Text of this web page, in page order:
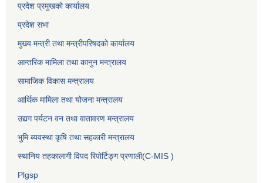
प्रदेश प्रमुखको कार्यालय
प्रदेश सभा
मुख्य मन्त्री तथा मन्त्रीपरिषदको कार्यालय
आन्तरिक मामिला तथा कानुन मन्त्रालय
सामाजिक विकास मन्त्रालय
आर्थिक मामिला तथा योजना मन्त्रालय
उद्यग पर्यटन वन तथा वातावरण मन्त्रालय
भुमि ब्यवस्था कृषि तथा सहकारी मन्त्रालय
स्थानिय तहकालागी विपद रिपोर्टिङ्ग प्रणाली(C-MIS )
Plgsp